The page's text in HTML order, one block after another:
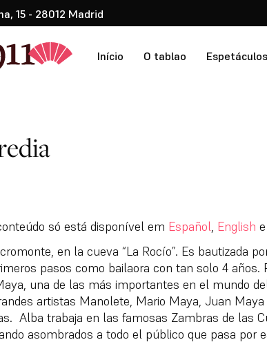
15 - 28012 Madrid
Início O tablao Espetáculos
só está disponível em Español, English e
en la cueva “La Rocío”. Es bautizada
pasos como bailaora con tan solo 4 años.
una de las más importantes en el mundo
artistas Manolete, Mario Maya, Juan
Alba trabaja en las famosas Zambras de las
asombrados a todo el público que pasa por